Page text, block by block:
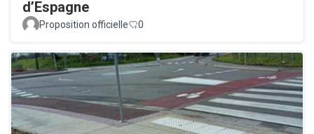
d’Espagne
Proposition officielle 0